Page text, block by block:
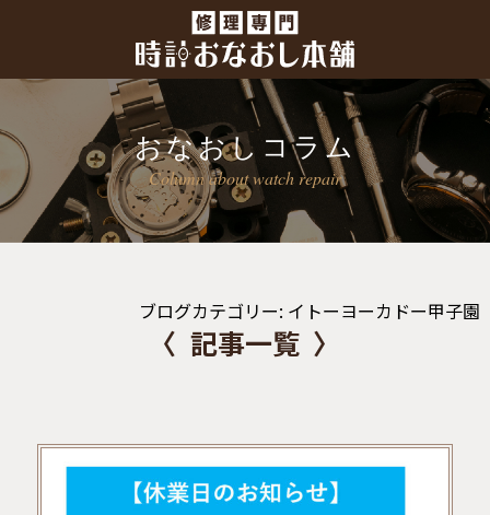
おなおしコラム
Column about watch repair
ブログカテゴリー: イトーヨーカドー甲子園
記事一覧